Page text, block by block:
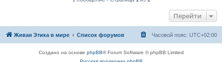
Перейти
Живая Этика в мире Список форумов Часовой пояс: UTC+02:00
Создано на основе phpBB® Forum Software © phpBB Limited